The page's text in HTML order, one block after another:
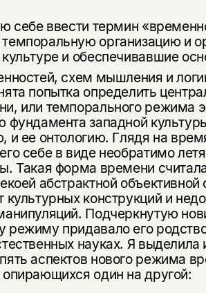
себе ввести термин
организацию и
и обеспечивавшие
схем мышления и
попытка опреде­лить
или темпорального ре­жима
фундамента западной
и ее онтологию. Глядя на
себе в виде необратимо
Такая форма времени
абстрактной
куль­турных конструкций и
Под­черкнутую
режиму придавало его
науках. Я выделила
аспектов нового режима
один на другой: